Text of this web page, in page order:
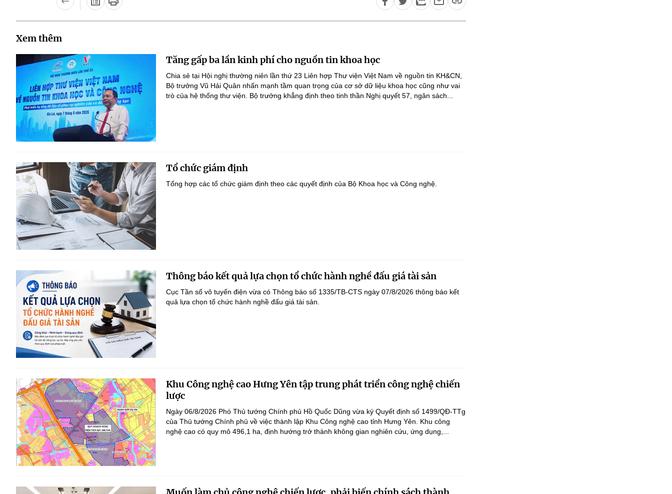
Xem thêm
Tăng gấp ba lần kinh phí cho nguồn tin khoa học
Chia sẻ tại Hội nghị thường niên lần thứ 23 Liên hợp Thư viện Việt Nam về nguồn tin KH&CN,
Bộ trưởng Vũ Hải Quân nhấn mạnh tầm quan trọng của cơ sở dữ liệu khoa học cũng như vai
trò của hệ thống thư viện. Bộ trưởng khẳng định theo tinh thần Nghị quyết 57, ngân sách...
Tổ chức giám định
Tổng hợp các tổ chức giám định theo các quyết định của Bộ Khoa học và Công nghệ.
Thông báo kết quả lựa chọn tổ chức hành nghề đấu giá tài sản
Cục Tần số vô tuyến điện vừa có Thông báo số 1335/TB-CTS ngày 07/8/2026 thông báo kết
quả lựa chọn tổ chức hành nghề đấu giá tài sản.
Khu Công nghệ cao Hưng Yên tập trung phát triển công nghệ chiến
lược
Ngày 06/8/2026 Phó Thủ tướng Chính phủ Hồ Quốc Dũng vừa ký Quyết định số 1499/QĐ-TTg
của Thủ tướng Chính phủ về việc thành lập Khu Công nghệ cao tỉnh Hưng Yên. Khu công
nghệ cao có quy mô 496,1 ha, định hướng trở thành không gian nghiên cứu, ứng dụng,...